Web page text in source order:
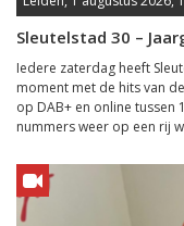
Sleutelstad 30 –
Iedere zaterdag heeft
moment met de hits van
op DAB+ en online tussen
nummers weer op een rij